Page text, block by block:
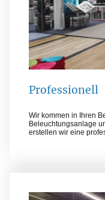
Professionell
Wir kommen in Ihren
Beleuchtungsanlage
erstellen wir eine